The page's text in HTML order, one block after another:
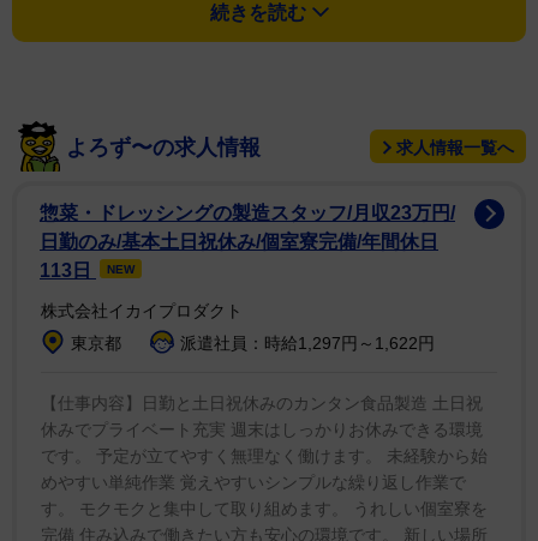
向けた追悼の言葉を語った。
ずだったのです」
「しかし彼らの伝説的ドラマー、テイラー・ホーキン
スの悲劇的な死によって彼らはもちろんここにはいませ
ん」
「テイラーの家族、友人、フー・ファイターズ・ファ
ミリー、そして世界中にいる彼らの友人たちへお悔やみ
の言葉を送ります。テイラーを偲ぶ時間を取りたいと思
います」
このスピーチ後、同バンドの『マイ・ヒーロー』に合
わせてテイラーの演奏画像を集めた映像が流されてい
続きを読む
よろず〜の求人情報 求人情報一覧へ
惣菜・ドレッシングの製造スタッフ/月収23万円/
日勤のみ/基本土日祝休み/個室寮完備/年間休日
113日
NEW
株式会社イカイプロダクト
東京都
派遣社員：時給1,297円～1,622円
【仕事内容】日勤と土日祝休みのカンタン食品製造 土日祝
休みでプライベート充実 週末はしっかりお休みできる環境
です。 予定が立てやすく無理なく働けます。 未経験から始
めやすい単純作業 覚えやすいシンプルな繰り返し作業で
す。 モクモクと集中して取り組めます。 うれしい個室寮を
完備 住み込みで働きたい方も安心の環境です。 新しい場所